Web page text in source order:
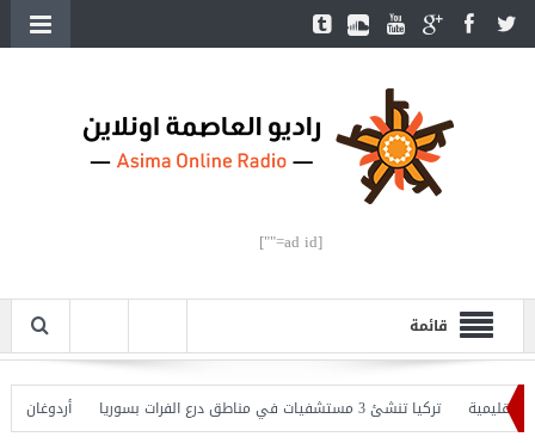
[ad id=""]
قائمة
تركيا تنشئ 3 مستشفيات في مناطق درع الفرات بسوريا
أردوغان يفتتح